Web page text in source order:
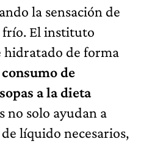
la sensación de
frío. El instituto
hidratado de forma
consumo de
a la dieta
no solo ayudan a
líquido necesarios,